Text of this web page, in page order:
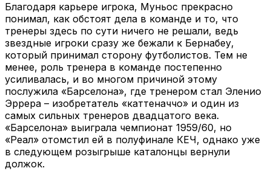
Благодаря карьере игрока, Муньос прекрасно
понимал, как обстоят дела в команде и то, что
тренеры здесь по сути ничего не решали, ведь
звездные игроки сразу же бежали к Бернабеу,
который принимал сторону футболистов. Тем не
менее, роль тренера в команде постепенно
усиливалась, и во многом причиной этому
послужила «Барселона», где тренером стал Эленио
Эррера – изобретатель «каттеначчо» и один из
самых сильных тренеров двадцатого века.
«Барселона» выиграла чемпионат 1959/60, но
«Реал» отомстил ей в полуфинале КЕЧ, однако уже
в следующем розыгрыше каталонцы вернули
должок.